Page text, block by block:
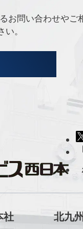
お問い合わせやご
。
社 北九